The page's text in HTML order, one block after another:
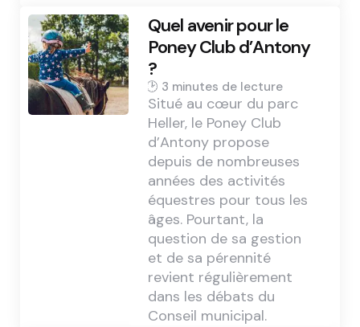
Quel avenir pour le
Poney Club d’Antony
?
3 min
Situé au cœur du parc
Heller, le Poney Club
d’Antony propose
depuis de nombreuses
années des activités
équestres pour tous les
âges. Pourtant, la
question de sa gestion
et de sa pérennité
revient régulièrement
dans les débats du
Conseil municipal.